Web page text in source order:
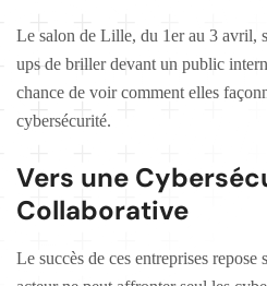
Le salon de Lille, du 1er au 3 avril,
ups de briller devant un public
chance de voir comment elles
cybersécurité.
Vers une
Collaborative
Le succès de ces entreprises